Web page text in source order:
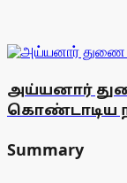
அய்யனார்
கொண்டாடிய
Summary